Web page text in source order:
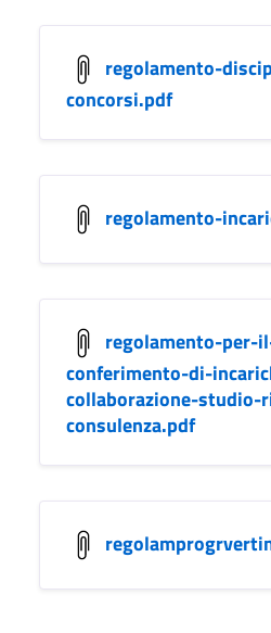
regolamento-
concorsi.pdf
regolamento-
regolamento-per-
conferimento-di-
collaborazione-studio-
consulenza.pdf